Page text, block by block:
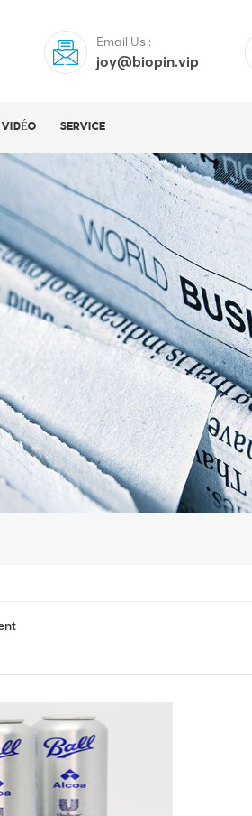
Email Us :
joy@biopin.vip
VIDÉO SERVICE